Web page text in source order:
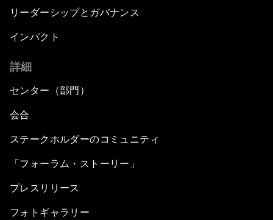
リーダーシップとガバナンス
インパクト
詳細
センター（部門）
会合
ステークホルダーのコミュニティ
「フォーラム・ストーリー」
プレスリリース
フォトギャラリー